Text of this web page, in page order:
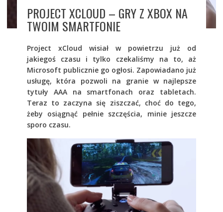
PROJECT XCLOUD – GRY Z XBOX NA
TWOIM SMARTFONIE
Project xCloud wisiał w powietrzu już od
jakiegoś czasu i tylko czekaliśmy na to, aż
Microsoft publicznie go ogłosi. Zapowiadano już
usługę, która pozwoli na granie w najlepsze
tytuły AAA na smartfonach oraz tabletach.
Teraz to zaczyna się ziszczać, choć do tego,
żeby osiągnąć pełnie szczęścia, minie jeszcze
sporo czasu.